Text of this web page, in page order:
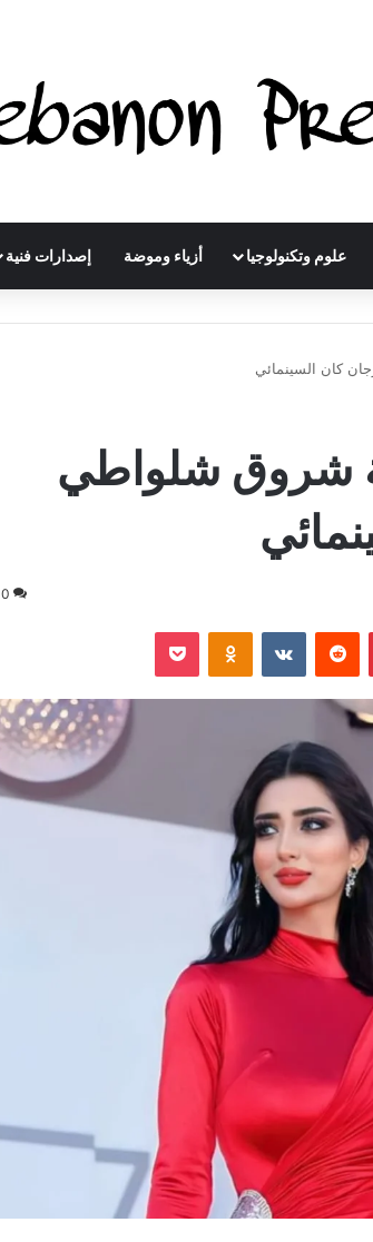
علوم وتكنولوجيا أزياء وموضة إصدارات فنية
كان السينمائي
شروق شلواطي
0
بينتيريست ‏Reddit
‏VKontakte
Odnoklassniki
‫Pocket